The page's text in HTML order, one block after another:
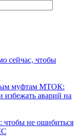
сейчас, чтобы
муфтам МТОК:
избежать аварий на
чтобы не ошибиться